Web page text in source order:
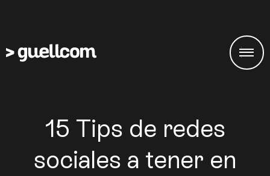
15 Tips de redes
sociales a tener en